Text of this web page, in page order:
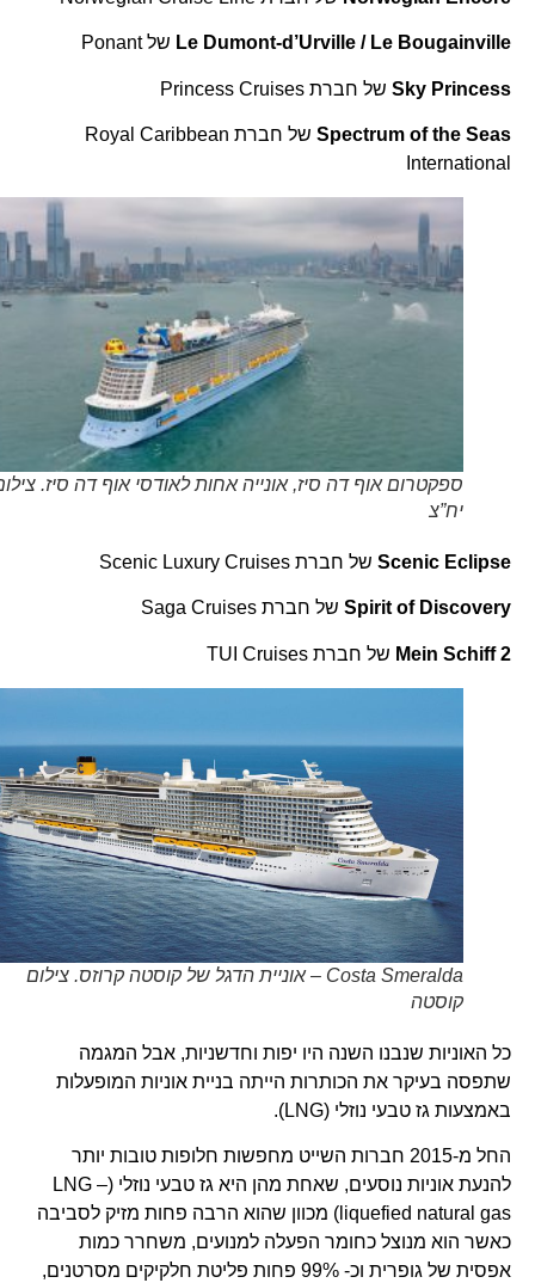
Le Dumont-d’Urville / Le Bougainville של Ponant
Sky Princessשל חברת Princess Cruises
Spectrum of the Seas
של חברת Royal Caribbean
International
ספקטרום אוף דה סיז, אונייה אחות לאודסי אוף דה סיז. צילום
יח”צ
Scenic Eclipseשל חברת Scenic Luxury Cruises
Spirit of Discoveryשל חברת Saga Cruises
Mein Schiff 2של חברת TUI Cruises
Costa Smeralda – אוניית הדגל של קוסטה קרוזס. צילום
קוסטה
כל האוניות שנבנו השנה היו יפות וחדשניות, אבל המגמה
שתפסה בעיקר את הכותרות הייתה בניית אוניות המופעלות
באמצעות גז טבעי נוזלי (LNG).
החל מ-2015 חברות השייט מחפשות חלופות טובות יותר
להנעת אוניות נוסעים, שאחת מהן היא גז טבעי נוזלי (LNG –
liquefied natural gas) מכוון שהוא הרבה פחות מזיק לסביבה
כאשר הוא מנוצל כחומר הפעלה למנועים, משחרר כמות
אפסית של גופרית וכ- 99% פחות פליטת חלקיקים מסרטנים,